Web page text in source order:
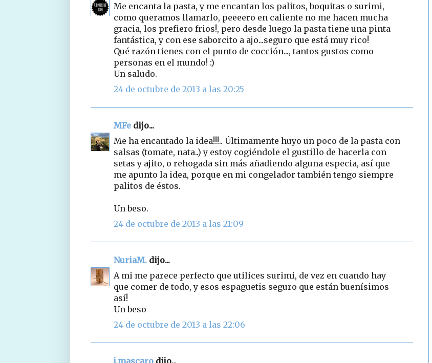
Me encanta la pasta, y me encantan los palitos, boquitas o surimi,
como queramos llamarlo, peeeero en caliente no me hacen mucha
gracia, los prefiero frios!, pero desde luego la pasta tiene una pinta
fantástica, y con ese saborcito a ajo...seguro que está muy rico!
Qué razón tienes con el punto de cocción..., tantos gustos como
personas en el mundo! :)
Un saludo.
24 de octubre de 2013 a las 20:25
MFe dijo...
Me ha encantado la idea!!!.. Últimamente huyo un poco de la pasta con
salsas (tomate, nata..) y estoy cogiéndole el gustillo de hacerla con
setas y ajito, o rehogada sin más añadiendo alguna especia, así que
me apunto la idea, porque en mi congelador también tengo siempre
palitos de éstos.
Un beso.
24 de octubre de 2013 a las 21:09
NuriaM. dijo...
A mi me parece perfecto que utilices surimi, de vez en cuando hay
que comer de todo, y esos espaguetis seguro que están buenísimos
así!
Un beso
24 de octubre de 2013 a las 22:06
j.mascaro dijo...